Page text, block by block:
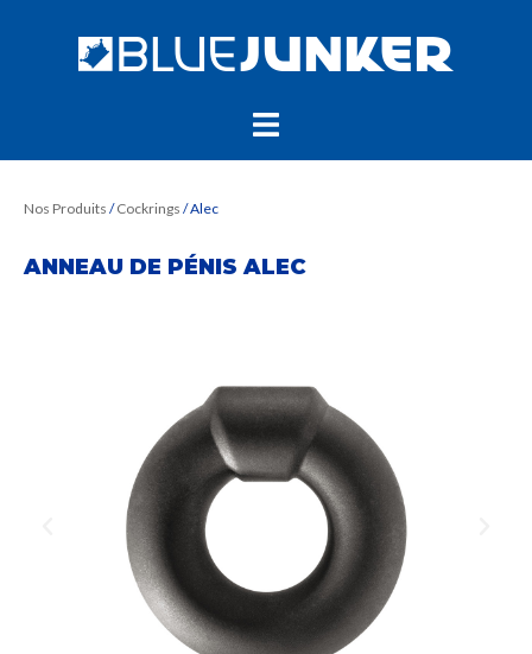
Nos Produits /Cockrings / Alec
ANNEAU DE PÉNIS ALEC